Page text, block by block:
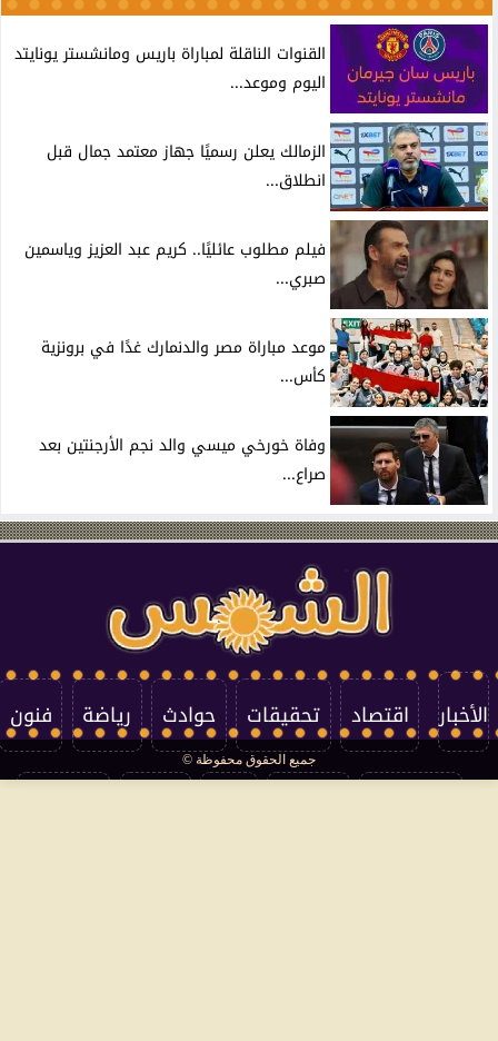
القنوات الناقلة لمباراة باريس ومانشستر يونايتد
اليوم وموعد...
الزمالك يعلن رسميًا جهاز معتمد جمال قبل
انطلاق...
فيلم مطلوب عائليًا.. كريم عبد العزيز وياسمين
صبري...
موعد مباراة مصر والدنمارك غدًا في برونزية
كأس...
وفاة خورخي ميسي والد نجم الأرجنتين بعد
صراع...
الأخبار اقتصاد تحقيقات حوادث رياضة فنون
جميع الحقوق محفوظة ©